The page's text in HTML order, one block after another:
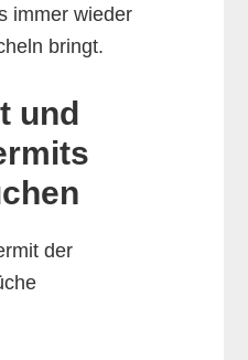
immer wieder
bringt.
und